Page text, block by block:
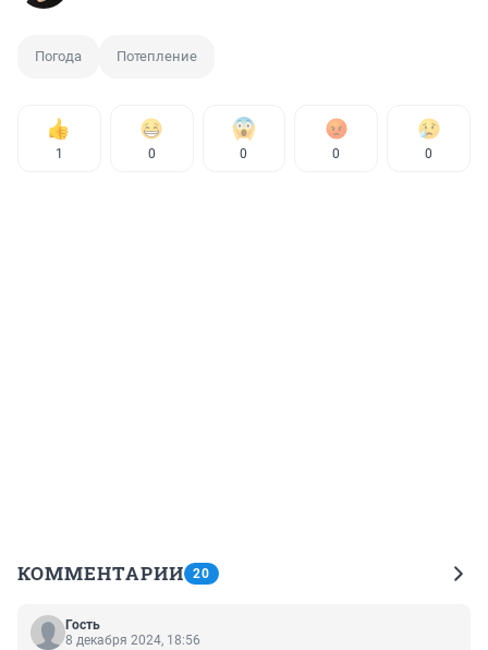
Погода Потепление
1 0 0 0 0
КОММЕНТАРИИ 20
Гость
8 декабря 2024, 18:56